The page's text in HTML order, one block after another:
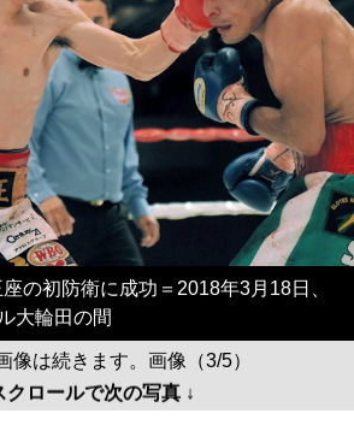
の初防衛に成功＝2018年3月18日、
大輪田の間
像は続きます。画像（3/5）
クロールで次の写真 ↓